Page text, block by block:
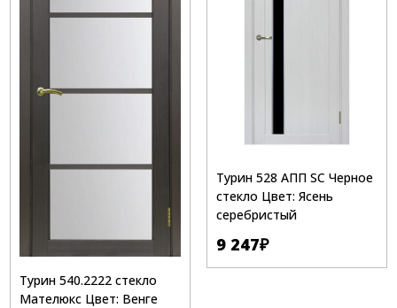
Турин 540.2222 стекло
Мателюкс Цвет: Венге
Турин 528 АПП SC Черное
стекло Цвет: Ясень
серебристый
9 247₽